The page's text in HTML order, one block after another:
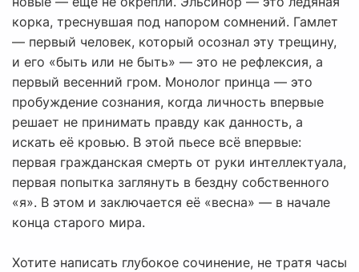
корка, треснувшая под напором сомнений. Гамлет
— первый человек, который осознал эту трещину,
и его «быть или не быть» — это не рефлексия, а
первый весенний гром. Монолог принца — это
пробуждение сознания, когда личность впервые
решает не принимать правду как данность, а
искать её кровью. В этой пьесе всё впервые:
первая гражданская смерть от руки интеллектуала,
первая попытка заглянуть в бездну собственного
«я». В этом и заключается её «весна» — в начале
конца старого мира.
Хотите написать глубокое сочинение, не тратя часы